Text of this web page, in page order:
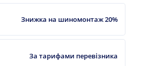
Знижка на шиномонтаж 20%
За тарифами перевізника